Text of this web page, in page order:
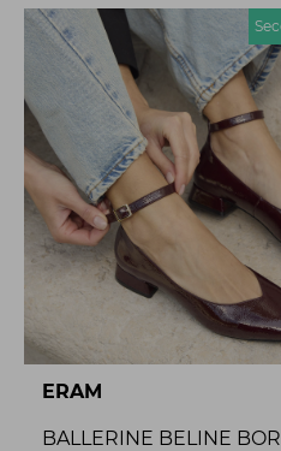
ERAM
BALLERINE BELINE